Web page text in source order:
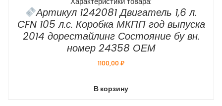
Артикул 1242081 Двигатель 1,6 л.
CFN 105 л.с. Коробка МКПП год выпуска
2014 дорестайлинг Состояние бу вн.
номер 24358 ОЕМ
1100,00₽
В корзину